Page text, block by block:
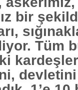
bir
Tüm
devletini